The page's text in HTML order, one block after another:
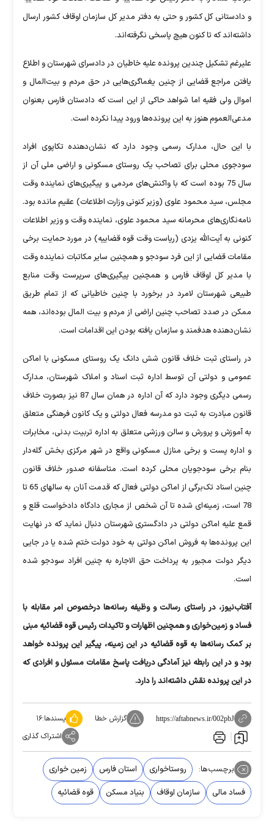
و دادستانی کل کشور و حتی به دفتر مدیر کل سازمان اوقاف کشور ارسال
داشته‌اند که تا کنون هیچ پاسخی نگرفته‌اند.
علیرغم تشکیل چندین پرونده علیه خاطیان در دادسرای شهرستان و اطلاع
یافتن مراجع قضایی از چنین یغماگری‌هایی در حق مردم و بیت‌المال و
اموال ولی فقیه اما شواهد حاکی از این است که دادستان فارس بعنوان
مدعی‌العموم هنوز به این پرونده‌ها ورود پیدا نکرده است.
با این حال، مدارک رسمی وجود دارد که نشان‌دهنده تکاپوی افراد
سودجوی محلی برای تصاحب یک روستای مسکونی و اراضی ملی آن از
سال 75 بوده است که با واکنش‌های مردمی و پیگیری‌های نماینده وقت
مجلس، سید محمود علوی (وزیر کنونی وزارت اطلاعات) عقیم مانده بود.
نامه‌نگاری‌های محرمانه سید محمود علوی، نماینده وقت و وزیر اطلاعات
کنونی به آیت‌الله یزدی (ریاست وقت قوه قضاییه) در مورد حمایت برخی
مقامات قضایی از این فرد سودجو و همچنین سایر مکاتبات نماینده وقت
با مدیر کل اوقاف فارس و همچنین پیگیری‌های سرپرست وقت منابع
طبیعی شهرستان لامرد در برخورد با چنین خاطیانی که از تمام طریق
ممکن در صدد تصاحب چنین اراضی از مردم و بیت المال بوده‌اند، همه
نشان‌دهنده هدفمند و سازمان یافته بودن این اقدامات است.
در راستای ثبت خلاف قانون شش دانگ یک روستای مسکونی با اماکن
عمومی و دولتی آن توسط اداره ثبت اسناد و املاک شهرستان، مدارک
رسمی دیگری وجود دارد که آن اداره در همان سال 87 نیز بصورت خلاف
قانون مبادرت به ثبت دو مدرسه فعال دولتی و یک کانون فرهنگی متعلق
به آموزش و پرورش و سالن ورزشی متعلق به اداره تربیت بدنی، مخابرات
و اداره پست و برخی منازل مسکونی واقع در شهر مرکزی بخش گله‌دار
بنام برخی سودجویان محلی کرده است. متاسفانه صدور خلاف قانون
چنین اسناد تک‌برگی از اماکن دولتی فعال که قدمت آنان به سالهای 65 تا
78 است، زمینه‌ای شده تا آن شخص از مجاری دادگاه دادخواست قلع و
قمع علیه اماکن دولتی در دادگستری شهرستان دنبال نماید که در نهایت
این پرونده‌ها به فروش اماکن دولتی به خود دولت ختم شده یا در جایی
دیگر دولت مجبور به پرداخت حق الاجاره به چنین افراد سودجو شده
است.
آفتاب‌نیوز، در راستای رسالت و وظیفه رسانه‌ها درخصوص امر مقابله با
فساد و زمین‌خواری و همچنین اظهارات و تاکیدات رئیس قوه قضائیه مبنی
بر کمک رسانه‌ها به قوه قضائیه در این زمینه، پیگیر این پرونده خواهد
بود و در این رابطه نیز آمادگی دریافت پاسخ مقامات مسئول و افرادی که
در این پرونده نقش داشته‌اند را دارد.
https://aftabnews.ir/002pbJ گزارش خطا پسندها:۱۶
اشتراک گذاری
برچسب‌ها: روستاخواری استان فارس
زمین خواری
فساد مالی
سازمان اوقاف بنیاد مسکن قوه قضائیه